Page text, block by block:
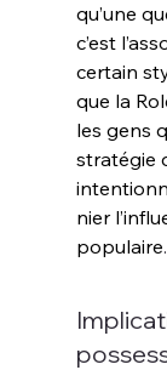
qu’une
c’est
certain
que la
les gens
stratégie
nier
populaire.